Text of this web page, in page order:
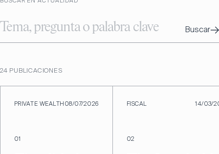
Buscar→
24 PUBLICACIONES
PRIVATE WEALTH08/07/2026
01
FISCAL 14/03/
02